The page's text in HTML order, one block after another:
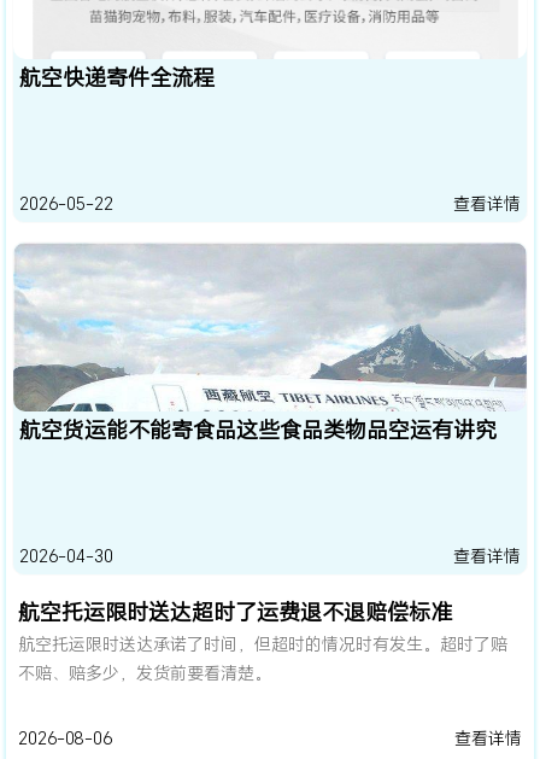
航空快递寄件全流程
2026-05-22 查看详情
航空货运能不能寄食品这些食品类物品空运有讲究
2026-04-30 查看详情
航空托运限时送达超时了运费退不退赔偿标准
航空托运限时送达承诺了时间，但超时的情况时有发生。超时了赔
不赔、赔多少，发货前要看清楚。
2026-08-06 查看详情